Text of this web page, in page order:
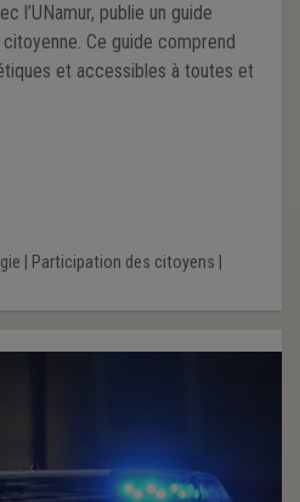
l’UNamur, publie un guide
Ce guide comprend
et accessibles à toutes et
Participation des citoyens